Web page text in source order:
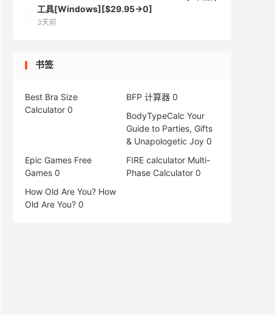
工具[Windows][$29.95→0]
3天前
书签
Best Bra Size
Calculator 0
BFP 计算器 0
BodyTypeCalc Your
Guide to Parties, Gifts
& Unapologetic Joy 0
Epic Games Free
Games 0
FIRE calculator Multi-
Phase Calculator 0
How Old Are You? How
Old Are You? 0